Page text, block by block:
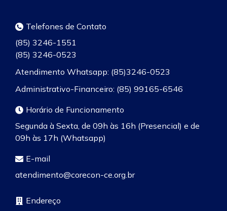
Telefones de Contato
(85) 3246-1551
(85) 3246-0523
Atendimento Whatsapp: (85)3246-0523
Administrativo-Financeiro: (85) 99165-6546
Horário de Funcionamento
Segunda à Sexta, de 09h às 16h (Presencial) e de
09h às 17h (Whatsapp)
E-mail
atendimento@corecon-ce.org.br
Endereço